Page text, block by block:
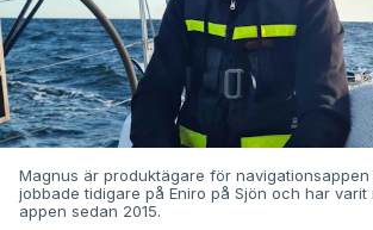
Magnus är produktägare för navigationsappen
jobbade tidigare på Eniro på Sjön och har
appen sedan 2015.